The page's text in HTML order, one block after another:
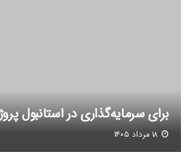
برای سرمایه‌گذاری در استانبول